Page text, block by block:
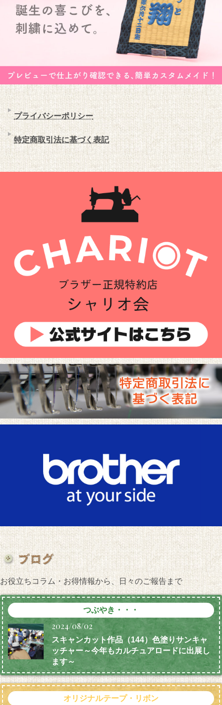
プライバシーポリシー
特定商取引法に基づく表記
お役立ちコラム・お得情報から、日々のご報告まで
つぶやき・・・
2024/08/02
スキャンカット作品（144）色塗りサンキャ
ッチャー～今年もカルチュアロードに出展し
ます～
オリジナルテープ・リボン